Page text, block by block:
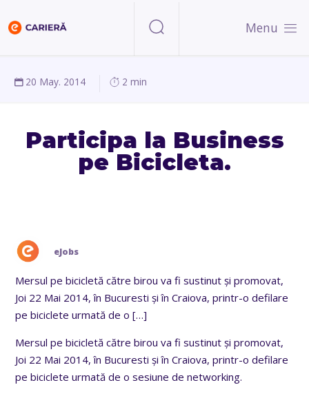
Menu
20 May. 2014 2 min
Participa la Business
pe Bicicleta.
eJobs
Mersul pe bicicletă către birou va fi sustinut și promovat,
Joi 22 Mai 2014, în Bucuresti și în Craiova, printr-o defilare
pe biciclete urmată de o […]
Mersul pe bicicletă către birou va fi sustinut și promovat,
Joi 22 Mai 2014, în Bucuresti și în Craiova, printr-o defilare
pe biciclete urmată de o sesiune de networking.